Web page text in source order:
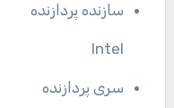
سازنده پردازنده
Intel
سری پردازنده